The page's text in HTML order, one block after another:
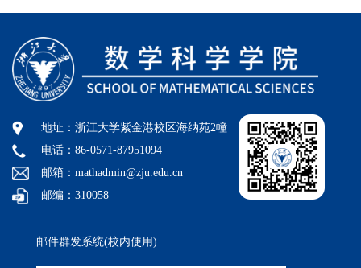
地址：浙江大学紫金港校区海纳苑2幢
电话：86-0571-87951094
邮箱：mathadmin@zju.edu.cn
邮编：310058
邮件群发系统(校内使用)